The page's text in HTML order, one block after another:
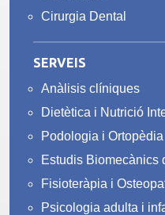
Cirurgia Dental
SERVEIS
Anàlisis clíniques
Dietètica i Nutrició
Podologia i Ortopèdia
Estudis Biomecànics
Fisioteràpia i
Psicologia adulta i